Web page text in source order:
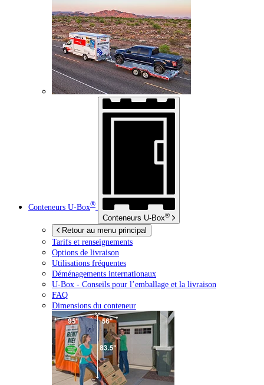
Conteneurs U-Box®
Conteneurs U-Box®
Retour au menu principal
Tarifs et renseignements
Options de livraison
Utilisations fréquentes
Déménagements internationaux
U-Box - Conseils pour l’emballage et la livraison
FAQ
Dimensions du conteneur